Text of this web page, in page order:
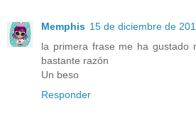
Memphis 15 de diciembre de
la primera frase me ha gustado
bastante razón
Un beso
Responder